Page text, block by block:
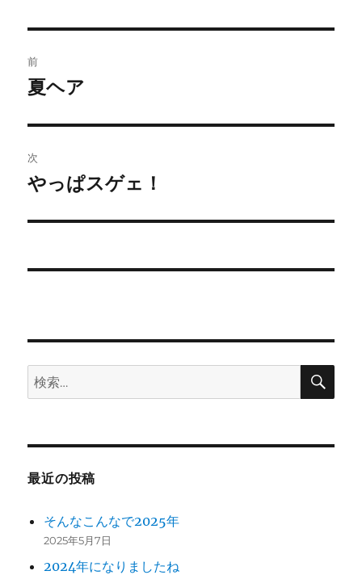
稿
ビ
ゲ
ー
前
前
投
稿:
夏ヘア
次
次
投
やっぱスゲェ！
検
索:
検
最近の投稿
そんなこんなで2025年
2025年5月7日
2024年になりましたね